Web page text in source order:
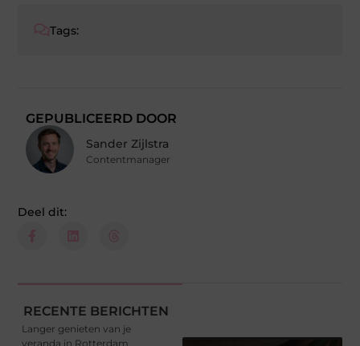
Tags:
GEPUBLICEERD DOOR
Sander Zijlstra
Contentmanager
Deel dit:
RECENTE BERICHTEN
Langer genieten van je
veranda in Rotterdam